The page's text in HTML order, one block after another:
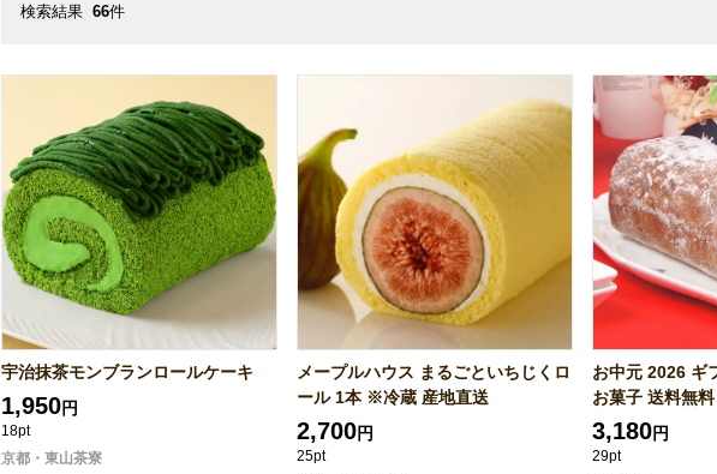
検索結果 66件
宇治抹茶モンブランロールケーキ
1,950円
18pt
京都・東山茶寮
メープルハウス まるごといちじくロ
ール 1本 ※冷蔵 産地直送
2,700円
25pt
お中元 2026 ギ
お菓子 送料無
3,180円
29pt